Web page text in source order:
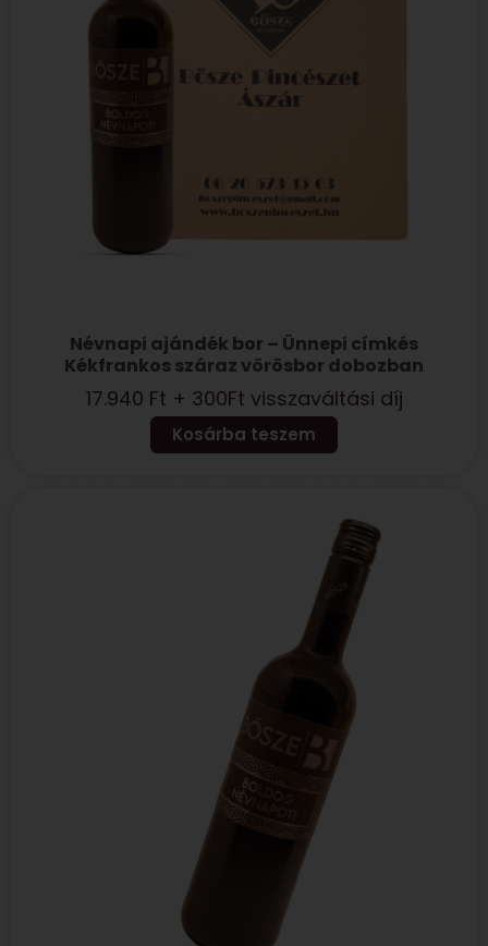
Névnapi ajándék bor – Ünnepi címkés
Kékfrankos száraz vörösbor dobozban
17.940 Ft + 300Ft visszaváltási díj
Kosárba teszem